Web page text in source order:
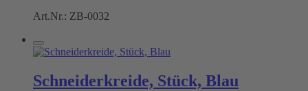
Art.Nr.: ZB-0032
Schneiderkreide, Stück, Blau